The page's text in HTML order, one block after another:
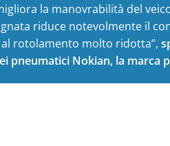
la manovrabilità del
riduce notevolmente il
rotolamento molto ridotta”,
pneumatici Nokian, la marca